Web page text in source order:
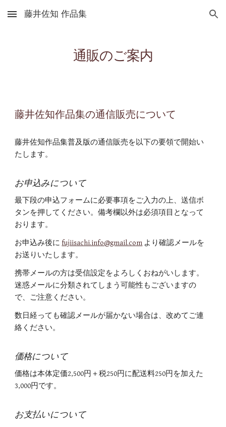
Skip to main content Skip to navigation
藤井佐知 作品集
通販のご案内
藤井佐知作品集の通信販売について
藤井佐知作品集普及版の通信販売を以下の要領で開始い
たします。
お申込みについて​
最下段の申込フォームに必要事項をご入力の上、送信ボ
タンを押してください。備考欄以外は必須項目となって
おります。
お申込み後に fujiisachi.info@gmail.com より確認メールを
お送りいたします。
携帯メールの方は受信設定をよろしくおねがいします。
迷惑メールに分類されてしまう可能性もございますの
で、ご注意ください。
数日経っても確認メールが届かない場合は、改めてご連
絡ください。
価格について
価格は本体定価2,500円＋税250円に配送料250円を加えた
3,000円です。
お支払いについて